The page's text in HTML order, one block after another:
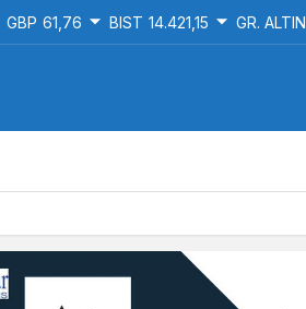
GBP 61,76 BIST 14.421,15 GR. ALTIN